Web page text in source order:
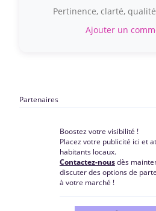
Pertinence, clarté,
Ajouter un
Partenaires
Boostez votre visibilité !
Placez votre publicité ici et
habitants locaux.
Contactez-nousdès
discuter des options de
à votre marché !